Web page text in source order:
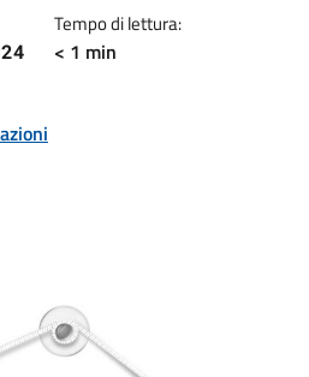
Tempo di lettura:
< 1 min